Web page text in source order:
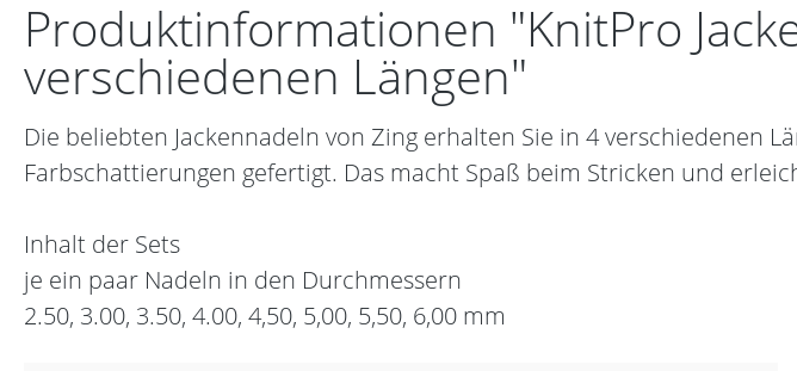
Produktinformationen "KnitPro
verschiedenen Längen"
Die beliebten Jackennadeln von Zing erhalten Sie in 4 verschiedenen
Farbschattierungen gefertigt. Das macht Spaß beim Stricken und
Inhalt der Sets
je ein paar Nadeln in den Durchmessern
2.50, 3.00, 3.50, 4.00, 4,50, 5,00, 5,50, 6,00 mm